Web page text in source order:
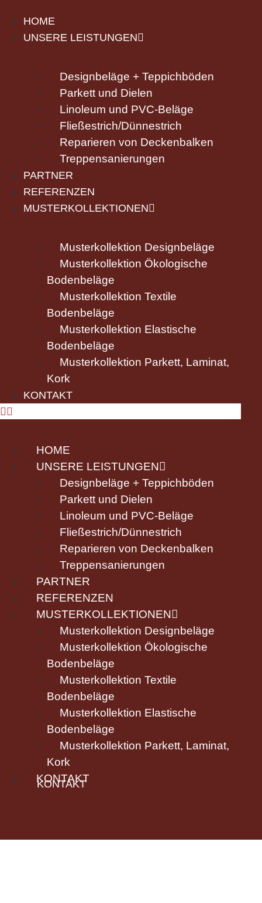
HOME
UNSERE LEISTUNGEN
Designbeläge + Teppichböden
Parkett und Dielen
Linoleum und PVC-Beläge
Fließestrich/Dünnestrich
Reparieren von Deckenbalken
Treppensanierungen
PARTNER
REFERENZEN
MUSTERKOLLEKTIONEN
Musterkollektion Designbeläge
Musterkollektion Ökologische
Bodenbeläge
Musterkollektion Textile
Bodenbeläge
Musterkollektion Elastische
Bodenbeläge
Musterkollektion Parkett, Laminat,
Kork
KONTAKT
HOME
UNSERE LEISTUNGEN
Designbeläge + Teppichböden
Parkett und Dielen
Linoleum und PVC-Beläge
Fließestrich/Dünnestrich
Reparieren von Deckenbalken
Treppensanierungen
PARTNER
REFERENZEN
MUSTERKOLLEKTIONEN
Musterkollektion Designbeläge
Musterkollektion Ökologische
Bodenbeläge
Musterkollektion Textile
Bodenbeläge
Musterkollektion Elastische
Bodenbeläge
Musterkollektion Parkett, Laminat,
Kork
KONTAKT
KONTAKT